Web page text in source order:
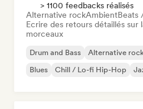
> 1100 feedbacks réalisés
Alternative rockAmbientBeats
Ecrire des retours détaillés sur
morceaux
Drum and Bass Alternative
Blues
Chill / Lo-fi Hip-Hop